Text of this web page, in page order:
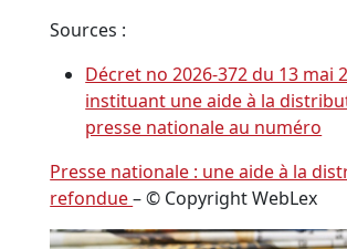
Sources :
Décret no 2026-372 du 13 mai
instituant une aide à la
presse nationale au numéro
Presse nationale : une aide à la
refondue– © Copyright WebLex